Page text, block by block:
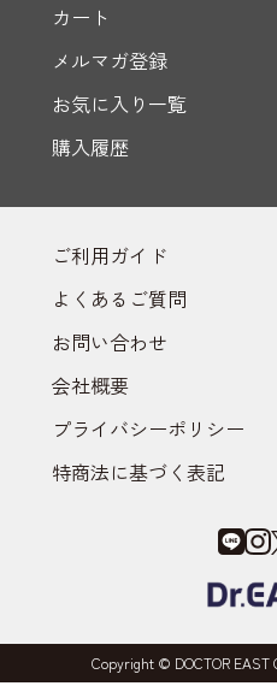
カート
メルマガ登録
お気に入り一覧
購入履歴
ご利用ガイド
よくあるご質問
お問い合わせ
会社概要
プライバシーポリシー
特商法に基づく表記
Copyright © DOCTOR